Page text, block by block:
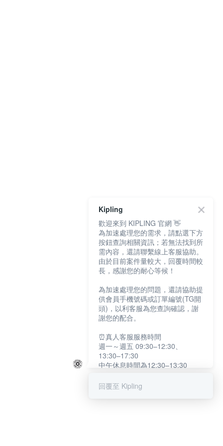
Kipling
歡迎來到 KIPLING 官網 👋
為加速處理您的需求，請點選下方
按鈕查詢相關資訊；若無法找到所
需內容，還請聯繫線上客服協助。
由於目前案件量較大，回覆時間較
長，感謝您的耐心等候！
為加速處理您的問題，還請協助提
供會員手機號碼或訂單編號(TG開
頭)，以利客服為您查詢確認，謝
謝您的配合。
⏰真人客服服務時間
週一～週五 09:30–12:30、
13:30–17:30
中午休息時間為12:30–13:30
提醒您：系統會自動已讀訊息，如
回覆至 Kipling